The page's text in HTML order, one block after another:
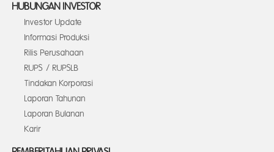
HUBUNGAN INVESTOR
Investor Update
Informasi Produksi
Rilis Perusahaan
RUPS / RUPSLB
Tindakan Korporasi
Laporan Tahunan
Laporan Bulanan
Karir